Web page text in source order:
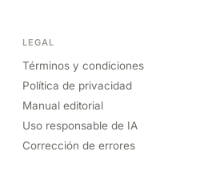
LEGAL
Términos y condiciones
Política de privacidad
Manual editorial
Uso responsable de IA
Corrección de errores